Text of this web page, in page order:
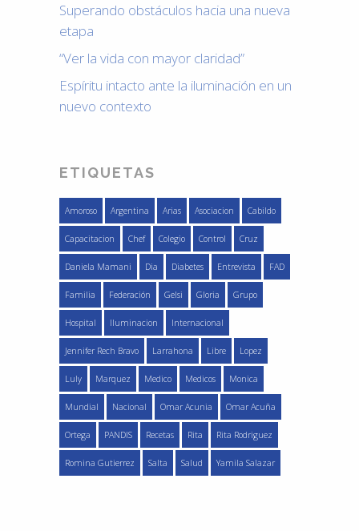
Superando obstáculos hacia una nueva
etapa
“Ver la vida con mayor claridad”
Espíritu intacto ante la iluminación en un
nuevo contexto
ETIQUETAS
Amoroso Argentina Arias Asociacion Cabildo
Capacitacion Chef Colegio Control Cruz
Daniela Mamani Dia Diabetes Entrevista FAD
Familia Federación Gelsi Gloria Grupo
Hospital Iluminacion Internacional
Jennifer Rech Bravo Larrahona Libre Lopez
Luly Marquez Medico Medicos Monica
Mundial Nacional Omar Acunia Omar Acuña
Ortega PANDIS Recetas Rita Rita Rodriguez
Romina Gutierrez Salta Salud Yamila Salazar